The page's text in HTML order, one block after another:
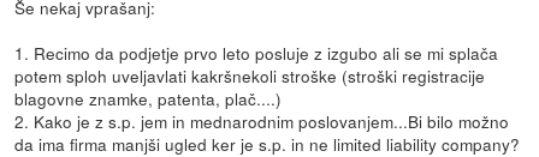
Še nekaj vprašanj:
1. Recimo da podjetje prvo leto posluje z izgubo ali se mi splača
potem sploh uveljavlati kakršnekoli stroške (stroški registracije
blagovne znamke, patenta, plač....)
2. Kako je z s.p. jem in mednarodnim poslovanjem...Bi bilo možno
da ima firma manjši ugled ker je s.p. in ne limited liability company?